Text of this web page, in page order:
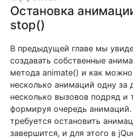
Остановка
stop()
В предыдущей главе мы
создавать собственные
метода animate() и как можно
несколько анимаций одну за
несколько вызовов подряд
формируя очередь анимаций.
требуется остановить
завершится, и для этого в